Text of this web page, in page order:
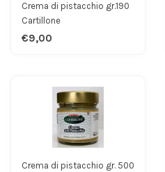
Crema di pistacchio gr.190
Cartillone
€9,00
Crema di pistacchio gr. 500